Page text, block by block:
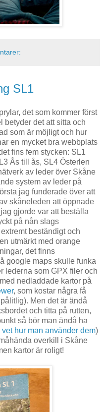
SL1
det som kommer först
betyder det att sitta och
som är möjligt och hur
en mycket bra webbplats
fins fem stycken: SL1
Ås till ås, SL4 Österlen
av leder över Skåne
system av leder på
jag funderade över att
skåneleden att öppnade
gjorde var att beställa
på nån slags
beständigt och
utmärkt med orange
det finns
google maps skulle funka
lederna som GPX filer och
nedladdade kartor på
, som kostar några få
Men det är ändå
och titta på rutten,
så bör man ändå ha
vet hur man använder dem)
overkill i Skåne
kartor är roligt!